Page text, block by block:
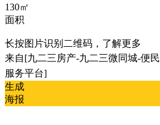
130㎡
面积
长按图片识别二维码，了解更多
来自[九二三房产-九二三微同城-便民
服务平台]
生成
海报